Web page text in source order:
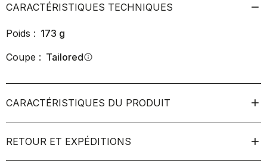
CARACTÉRISTIQUES TECHNIQUES
Poids : 173 g
Coupe : Tailoredinfo
CARACTÉRISTIQUES DU PRODUIT
RETOUR ET EXPÉDITIONS